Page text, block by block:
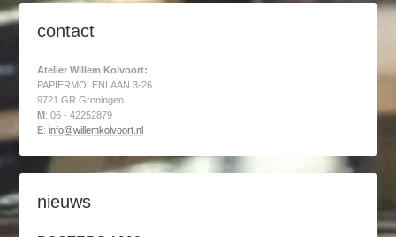
contact
Atelier Willem Kolvoort:
PAPIERMOLENLAAN 3-26
9721 GR Groningen
M: 06 - 42252879
E:info@willemkolvoort.nl
nieuws